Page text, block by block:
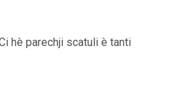
hè parechji scatuli è tanti